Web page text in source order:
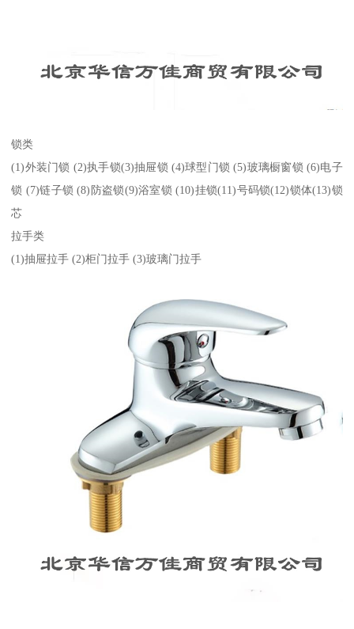
锁类
(1)外装门锁 (2)执手锁(3)抽屉锁 (4)球型门锁 (5)玻璃橱窗锁 (6)电子
锁 (7)链子锁 (8)防盗锁(9)浴室锁 (10)挂锁(11)号码锁(12)锁体(13)锁
芯
拉手类
(1)抽屉拉手 (2)柜门拉手 (3)玻璃门拉手